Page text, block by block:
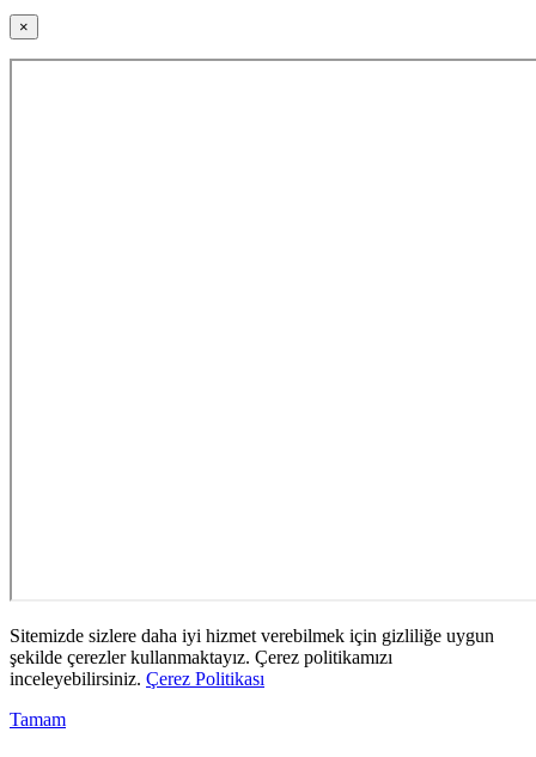
×
Sitemizde sizlere daha iyi hizmet verebilmek için gizliliğe uygun
şekilde çerezler kullanmaktayız. Çerez politikamızı
inceleyebilirsiniz. Çerez Politikası
Tamam